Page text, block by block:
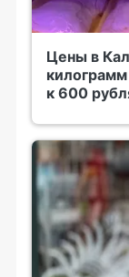
Цены в
к 600